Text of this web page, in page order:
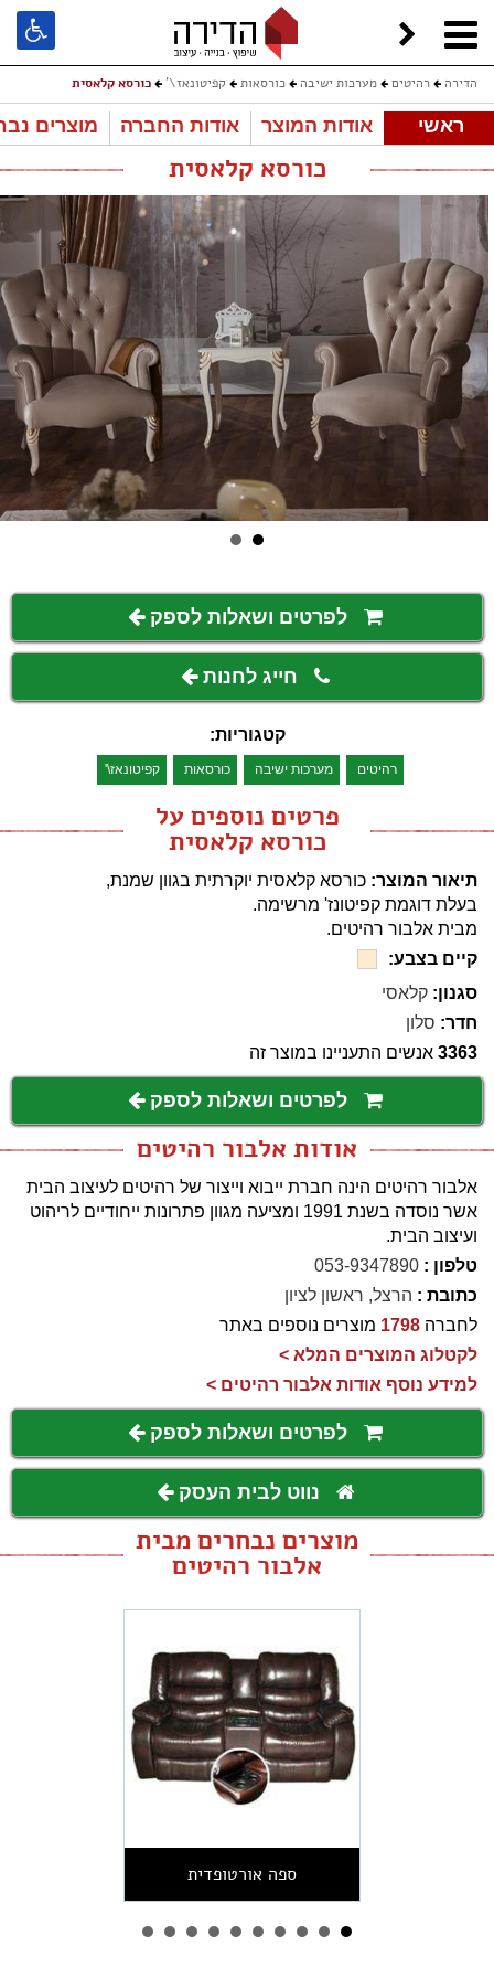
הדירה רהיטים מערכות ישיבה כורסאות קפיטונאז\' כורסא קלאסית
ראשי אודות המוצר אודות החברה מוצרים
כורסא קלאסית
לפרטים ושאלות לספק
חייג לחנות
קטגוריות:
רהיטים מערכות ישיבה כורסאות קפיטונאז\'
פרטים נוספים על
כורסא קלאסית
תיאור המוצר: כורסא קלאסית יוקרתית בגוון שמנת,
בעלת דוגמת קפיטונז' מרשימה.
מבית אלבור רהיטים.
קיים בצבע:
סגנון: קלאסי
חדר: סלון
3363 אנשים התעניינו במוצר זה
לפרטים ושאלות לספק
אודות אלבור רהיטים
אלבור רהיטים הינה חברת ייבוא וייצור של רהיטים לעיצוב הבית
אשר נוסדה בשנת 1991 ומציעה מגוון פתרונות ייחודיים לריהוט
ועיצוב הבית.
טלפון : 053-9347890
כתובת : הרצל, ראשון לציון
לחברה 1798 מוצרים נוספים באתר
לקטלוג המוצרים המלא >
למידע נוסף אודות אלבור רהיטים >
לפרטים ושאלות לספק
נווט לבית העסק
מוצרים נבחרים מבית
אלבור רהיטים
ספה אורטופדית